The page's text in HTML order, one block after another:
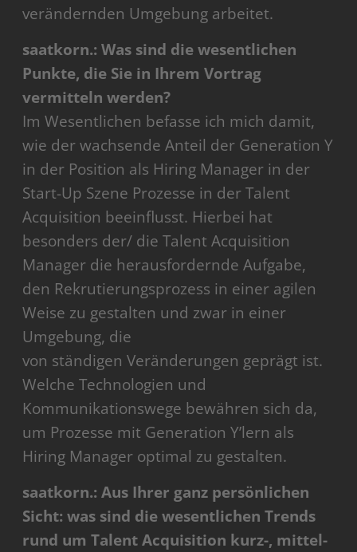
verändernden Umgebung arbeitet.
saatkorn.: Was sind die wesentlichen
Punkte, die Sie in Ihrem Vortrag
vermitteln werden?
Im Wesentlichen befasse ich mich damit,
wie der wachsende Anteil der Generation Y
in der Position als Hiring Manager in der
Start-Up Szene Prozesse in der Talent
Acquisition beeinflusst. Hierbei hat
besonders der/ die Talent Acquisition
Manager die herausfordernde Aufgabe,
den Rekrutierungsprozess in einer agilen
Weise zu gestalten und zwar in einer
Umgebung, die
von ständigen Veränderungen geprägt ist.
Welche Technologien und
Kommunikationswege bewähren sich da,
um Prozesse mit Generation Y’lern als
Hiring Manager optimal zu gestalten.
saatkorn.: Aus Ihrer ganz persönlichen
Sicht: was sind die wesentlichen Trends
rund um Talent Acquisition kurz-, mittel-